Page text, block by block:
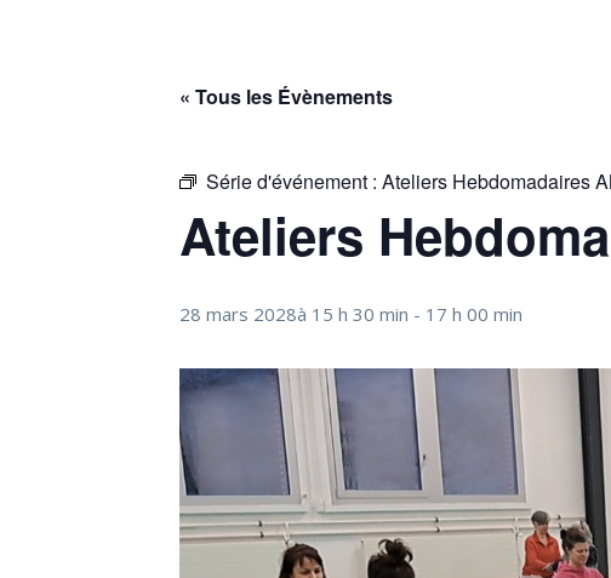
« Tous les Évènements
Série d'événement : Ateliers Hebdomadaires
Ateliers
28 mars 2028à 15 h 30 min - 17 h 00 min